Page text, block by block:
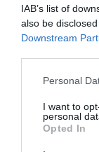
IAB’s list of
also be
Downstream
Personal
I want to
personal
Opted In